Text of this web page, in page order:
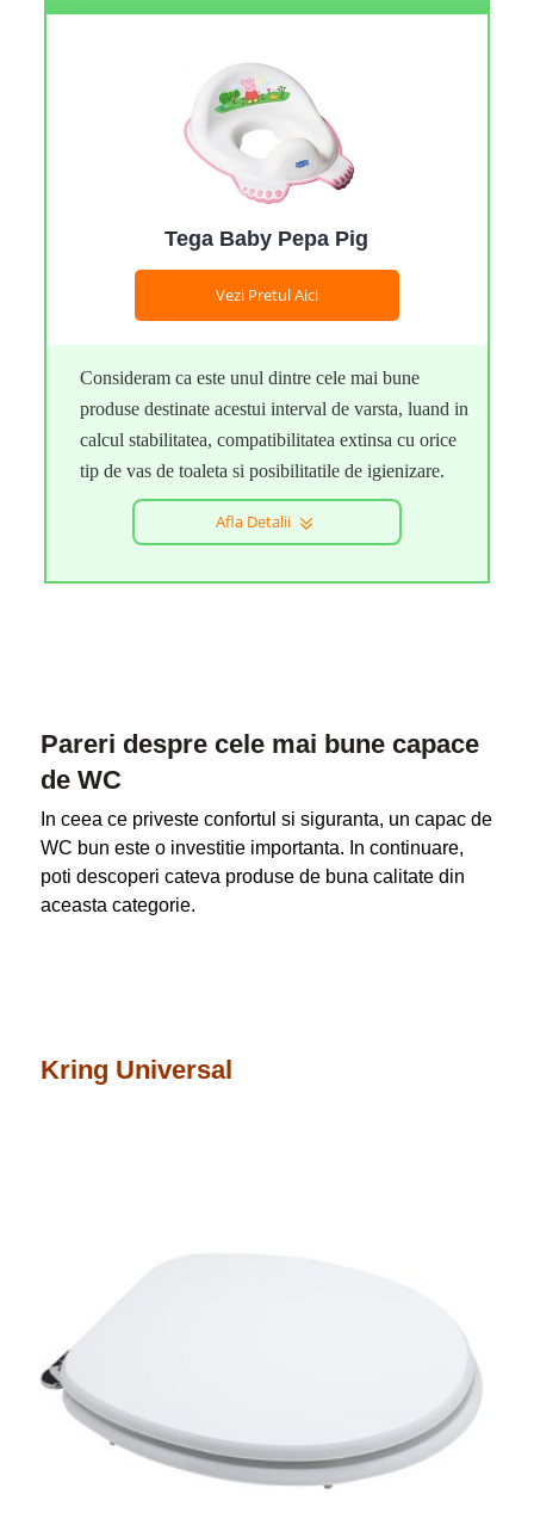
Tega Baby Pepa Pig
Vezi Pretul Aici
Consideram ca este unul dintre cele mai bune
produse destinate acestui interval de varsta, luand in
calcul stabilitatea, compatibilitatea extinsa cu orice
tip de vas de toaleta si posibilitatile de igienizare.
Afla Detalii
Pareri despre cele mai bune capace
de WC
In ceea ce priveste confortul si siguranta, un capac de
WC bun este o investitie importanta. In continuare,
poti descoperi cateva produse de buna calitate din
aceasta categorie.
Kring Universal